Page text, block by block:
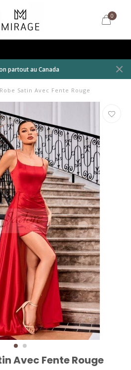
0
partout au Canada
Robe Satin Avec Fente Rouge
Avec Fente Rouge